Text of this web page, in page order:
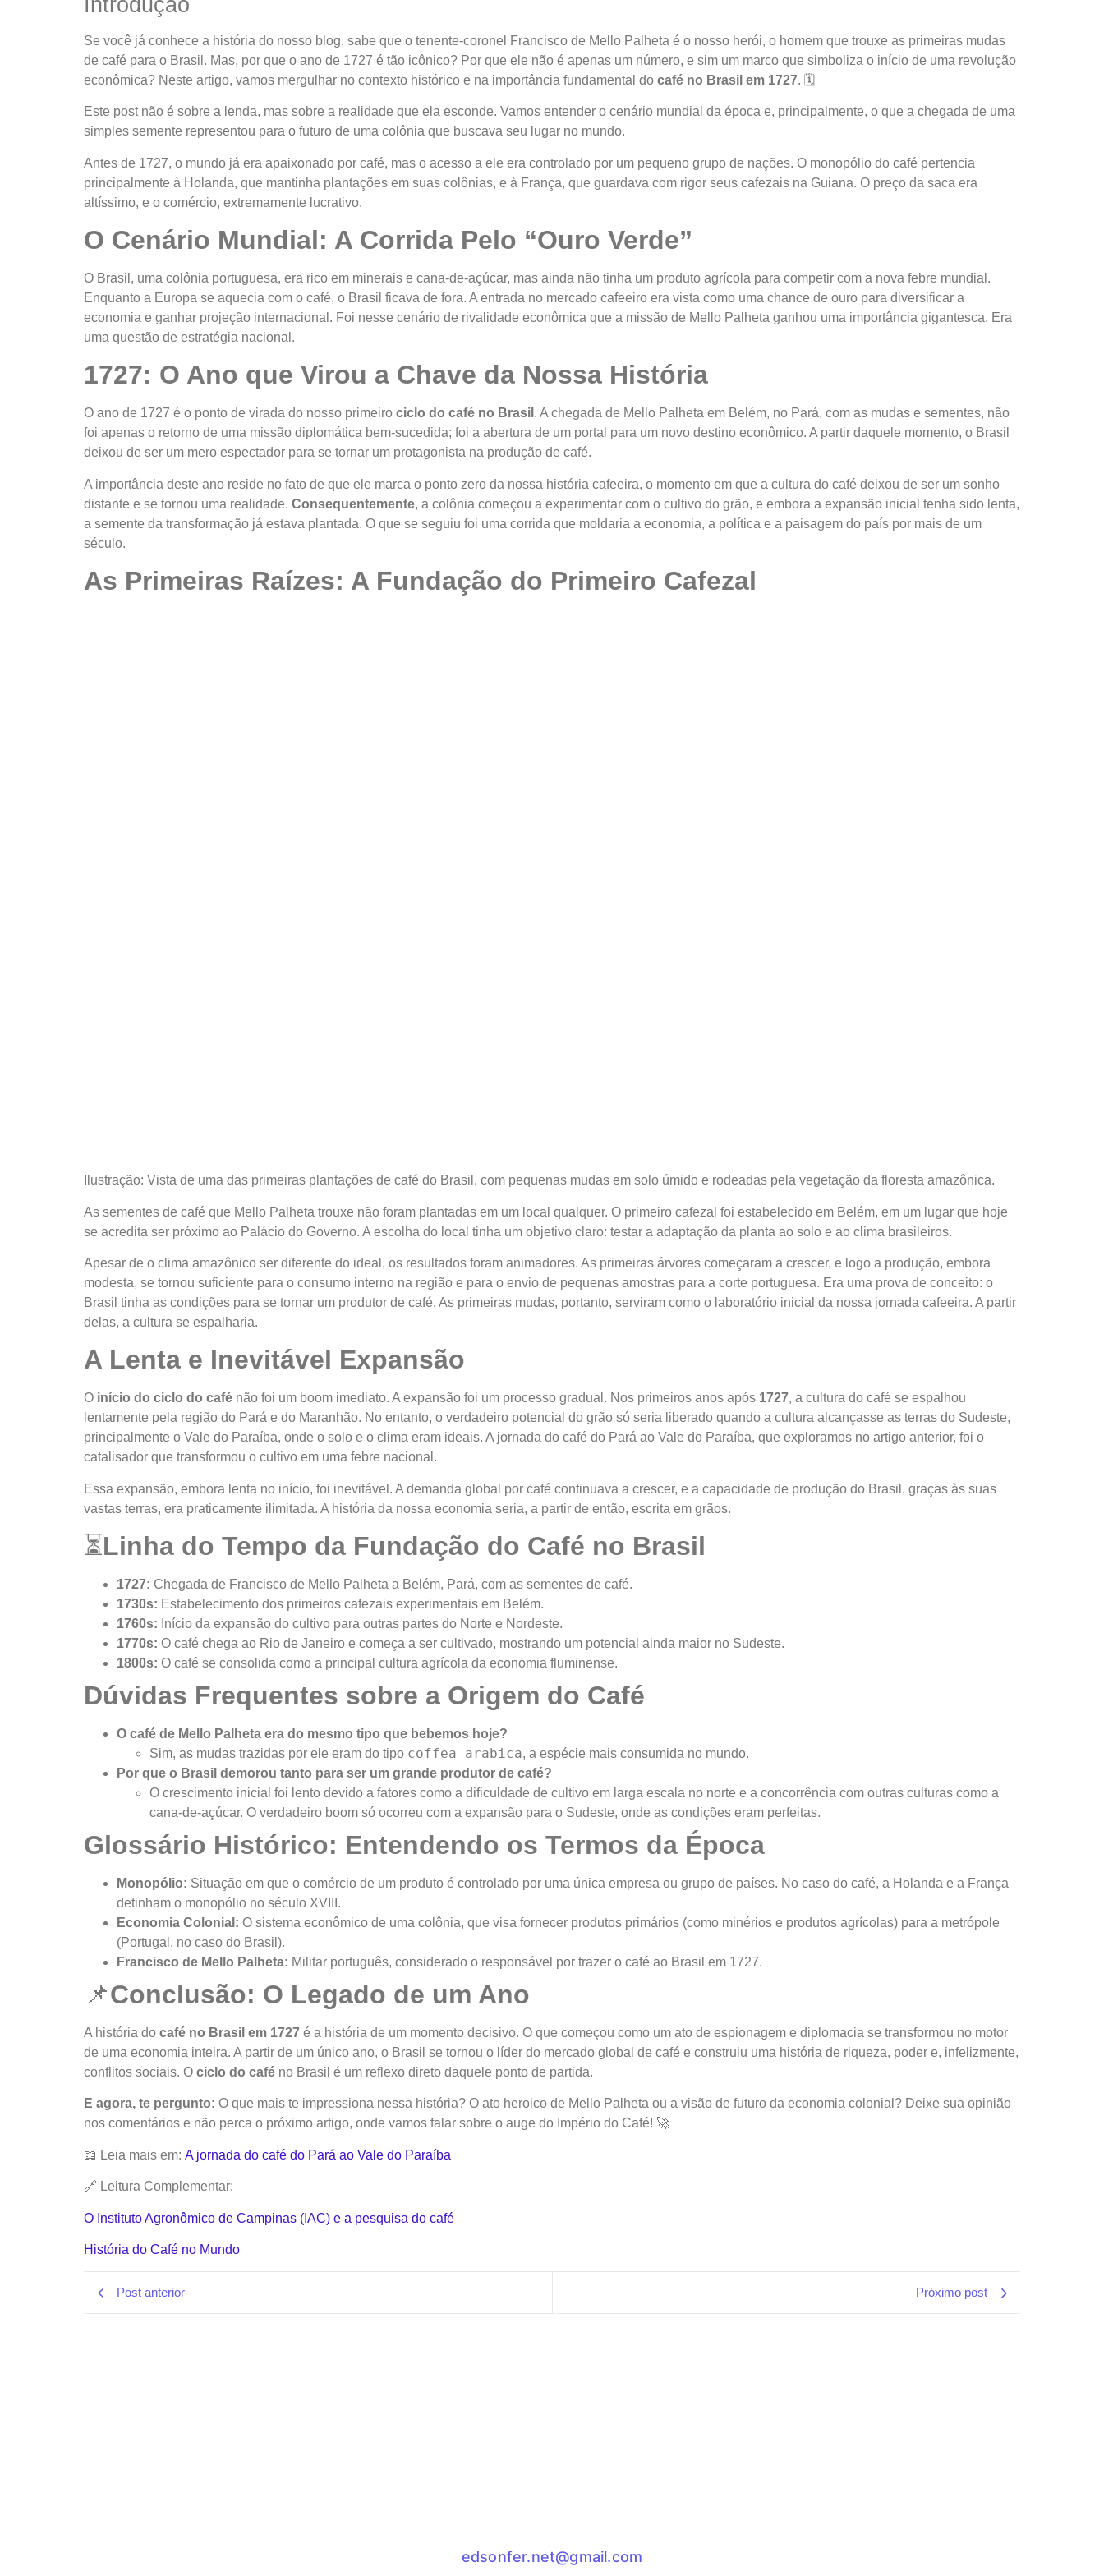
Se você já conhece a história do nosso blog, sabe que o tenente-coronel Francisco de Mello Palheta é o nosso herói, o homem que trouxe as primeiras mudas
de café para o Brasil. Mas, por que o ano de 1727 é tão icônico? Por que ele não é apenas um número, e sim um marco que simboliza o início de uma revolução
econômica? Neste artigo, vamos mergulhar no contexto histórico e na importância fundamental do café no Brasil em 1727. 🗓️
Este post não é sobre a lenda, mas sobre a realidade que ela esconde. Vamos entender o cenário mundial da época e, principalmente, o que a chegada de uma
simples semente representou para o futuro de uma colônia que buscava seu lugar no mundo.
Antes de 1727, o mundo já era apaixonado por café, mas o acesso a ele era controlado por um pequeno grupo de nações. O monopólio do café pertencia
principalmente à Holanda, que mantinha plantações em suas colônias, e à França, que guardava com rigor seus cafezais na Guiana. O preço da saca era
altíssimo, e o comércio, extremamente lucrativo.
O Cenário Mundial: A Corrida Pelo “Ouro Verde”
O Brasil, uma colônia portuguesa, era rico em minerais e cana-de-açúcar, mas ainda não tinha um produto agrícola para competir com a nova febre mundial.
Enquanto a Europa se aquecia com o café, o Brasil ficava de fora. A entrada no mercado cafeeiro era vista como uma chance de ouro para diversificar a
economia e ganhar projeção internacional. Foi nesse cenário de rivalidade econômica que a missão de Mello Palheta ganhou uma importância gigantesca. Era
uma questão de estratégia nacional.
1727: O Ano que Virou a Chave da Nossa História
O ano de 1727 é o ponto de virada do nosso primeiro ciclo do café no Brasil . A chegada de Mello Palheta em Belém, no Pará, com as mudas e sementes, não
foi apenas o retorno de uma missão diplomática bem-sucedida; foi a abertura de um portal para um novo destino econômico. A partir daquele momento, o Brasil
deixou de ser um mero espectador para se tornar um protagonista na produção de café.
A importância deste ano reside no fato de que ele marca o ponto zero da nossa história cafeeira, o momento em que a cultura do café deixou de ser um sonho
distante e se tornou uma realidade. Consequentemente, a colônia começou a experimentar com o cultivo do grão, e embora a expansão inicial tenha sido lenta,
a semente da transformação já estava plantada. O que se seguiu foi uma corrida que moldaria a economia, a política e a paisagem do país por mais de um
século.
As Primeiras Raízes: A Fundação do Primeiro Cafezal
Ilustração: Vista de uma das primeiras plantações de café do Brasil, com pequenas mudas em solo úmido e rodeadas pela vegetação da floresta amazônica.
As sementes de café que Mello Palheta trouxe não foram plantadas em um local qualquer. O primeiro cafezal foi estabelecido em Belém, em um lugar que hoje
se acredita ser próximo ao Palácio do Governo. A escolha do local tinha um objetivo claro: testar a adaptação da planta ao solo e ao clima brasileiros.
Apesar de o clima amazônico ser diferente do ideal, os resultados foram animadores. As primeiras árvores começaram a crescer, e logo a produção, embora
modesta, se tornou suficiente para o consumo interno na região e para o envio de pequenas amostras para a corte portuguesa. Era uma prova de conceito: o
Brasil tinha as condições para se tornar um produtor de café. As primeiras mudas, portanto, serviram como o laboratório inicial da nossa jornada cafeeira. A partir
delas, a cultura se espalharia.
A Lenta e Inevitável Expansão
O início do ciclo do café não foi um boom imediato. A expansão foi um processo gradual. Nos primeiros anos após 1727, a cultura do café se espalhou
lentamente pela região do Pará e do Maranhão. No entanto, o verdadeiro potencial do grão só seria liberado quando a cultura alcançasse as terras do Sudeste,
principalmente o Vale do Paraíba, onde o solo e o clima eram ideais. A jornada do café do Pará ao Vale do Paraíba, que exploramos no artigo anterior, foi o
catalisador que transformou o cultivo em uma febre nacional.
Essa expansão, embora lenta no início, foi inevitável. A demanda global por café continuava a crescer, e a capacidade de produção do Brasil, graças às suas
vastas terras, era praticamente ilimitada. A história da nossa economia seria, a partir de então, escrita em grãos.
⏳Linha do Tempo da Fundação do Café no Brasil
1727: Chegada de Francisco de Mello Palheta a Belém, Pará, com as sementes de café.
1730s: Estabelecimento dos primeiros cafezais experimentais em Belém.
1760s: Início da expansão do cultivo para outras partes do Norte e Nordeste.
1770s: O café chega ao Rio de Janeiro e começa a ser cultivado, mostrando um potencial ainda maior no Sudeste.
1800s: O café se consolida como a principal cultura agrícola da economia fluminense.
Dúvidas Frequentes sobre a Origem do Café
O café de Mello Palheta era do mesmo tipo que bebemos hoje?
Sim, as mudas trazidas por ele eram do tipo coffea arabica, a espécie mais consumida no mundo.
Por que o Brasil demorou tanto para ser um grande produtor de café?
O crescimento inicial foi lento devido a fatores como a dificuldade de cultivo em larga escala no norte e a concorrência com outras culturas como a
cana-de-açúcar. O verdadeiro boom só ocorreu com a expansão para o Sudeste, onde as condições eram perfeitas.
Glossário Histórico: Entendendo os Termos da Época
Monopólio: Situação em que o comércio de um produto é controlado por uma única empresa ou grupo de países. No caso do café, a Holanda e a França
detinham o monopólio no século XVIII.
Economia Colonial: O sistema econômico de uma colônia, que visa fornecer produtos primários (como minérios e produtos agrícolas) para a metrópole
(Portugal, no caso do Brasil).
Francisco de Mello Palheta: Militar português, considerado o responsável por trazer o café ao Brasil em 1727.
📌Conclusão: O Legado de um Ano
A história do café no Brasil em 1727 é a história de um momento decisivo. O que começou como um ato de espionagem e diplomacia se transformou no motor
de uma economia inteira. A partir de um único ano, o Brasil se tornou o líder do mercado global de café e construiu uma história de riqueza, poder e, infelizmente,
conflitos sociais. O ciclo do café no Brasil é um reflexo direto daquele ponto de partida.
E agora, te pergunto: O que mais te impressiona nessa história? O ato heroico de Mello Palheta ou a visão de futuro da economia colonial? Deixe sua opinião
nos comentários e não perca o próximo artigo, onde vamos falar sobre o auge do Império do Café! 🚀
📖 Leia mais em: A jornada do café do Pará ao Vale do Paraíba
🔗 Leitura Complementar:
O Instituto Agronômico de Campinas (IAC) e a pesquisa do café
História do Café no Mundo
Post anterior Próximo post
edsonfer.net@gmail.com